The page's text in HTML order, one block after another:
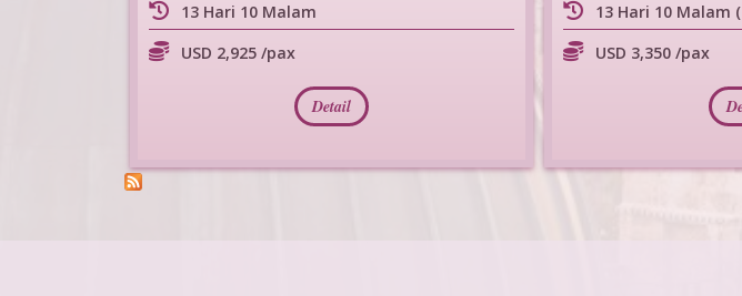
13 Hari 10 Malam
USD 2,925 /pax
Detail
13 Hari 10 Malam ( 2 Malam
USD 3,350 /pax